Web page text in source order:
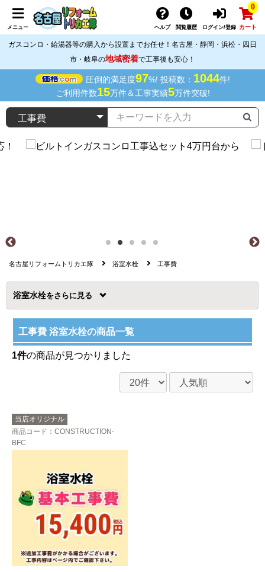
メニュー ヘルプ 閲覧履歴 ログイン/登録
0
カート
ガスコンロ・給湯器等の購入から設置までお任せ！名古屋・静岡・浜松・四日
市・岐阜の地域密着で工事後も安心！
圧倒的満足度97%! 投稿数： 1044件!
ご利用件数15万件＆工事実績5万件突破!
名古屋リフォームトリカエ隊 浴室水栓 工事費
浴室水栓を
工事費 浴室水栓の商品一覧
1件の商品が見つかりました
当店オリジナル
商品コード ：CONSTRUCTION-
BFC